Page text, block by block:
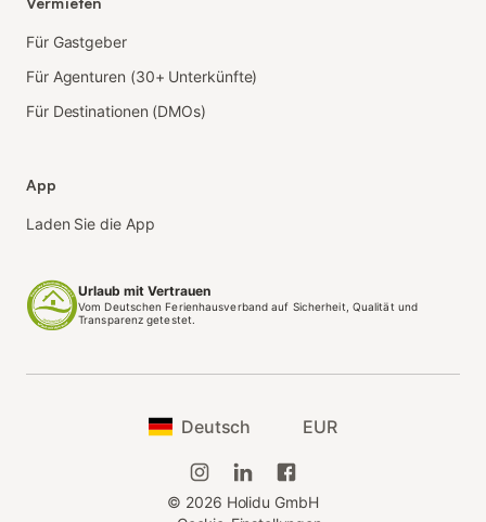
Für Gastgeber
Für Agenturen (30+ Unterkünfte)
Für Destinationen (DMOs)
App
Laden Sie die App
Urlaub mit Vertrauen
Vom Deutschen Ferienhausverband auf Sicherheit, Qualität und
Transparenz getestet.
Deutsch EUR
© 2026 Holidu GmbH